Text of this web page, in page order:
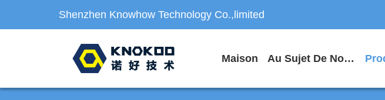
Shenzhen Knowhow Technology Co.,limited
Maison Au Sujet De Nous